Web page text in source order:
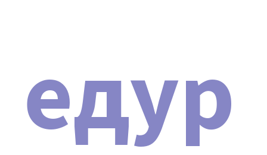
технического обслуживания
косметологической техники.
Транспортная накладная.
Сертификат соответствия (РСТ).
Декларация о соответствии и протоколы
едур